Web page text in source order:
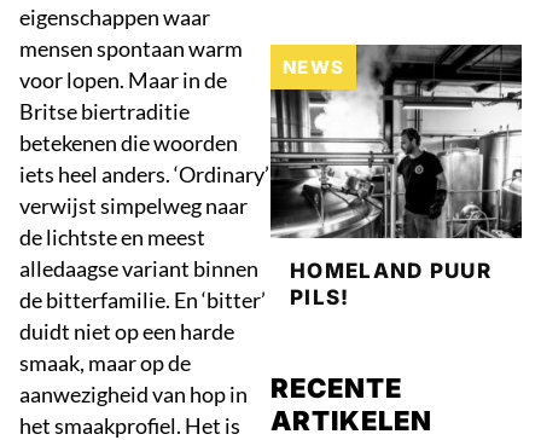
eigenschappen waar
mensen spontaan warm
voor lopen. Maar in de
Britse biertraditie
betekenen die woorden
iets heel anders. ‘Ordinary’
verwijst simpelweg naar
de lichtste en meest
alledaagse variant binnen
de bitterfamilie. En ‘bitter’
duidt niet op een harde
smaak, maar op de
aanwezigheid van hop in
het smaakprofiel. Het is
NEWS
HOMELAND PUUR
PILS!
RECENTE
ARTIKELEN